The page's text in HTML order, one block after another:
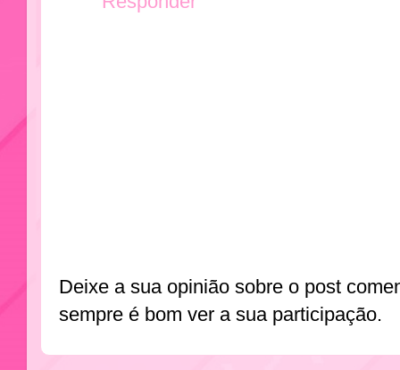
Deixe a sua opinião sobre o post
sempre é bom ver a sua participação.